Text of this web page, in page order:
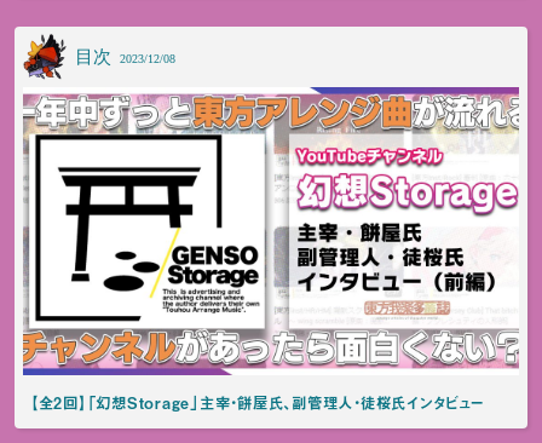
目次 2023/12/08
【全2回】「幻想Storage」主宰・餅屋氏、副管理人・徒桜氏インタビュー